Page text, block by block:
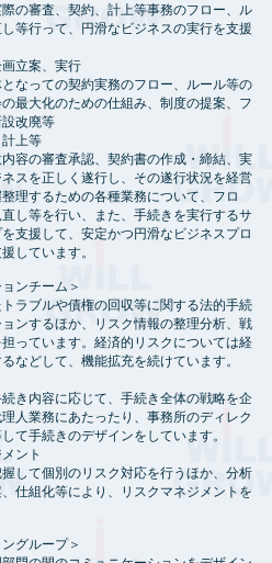
の審査、契約、計上等事務のフロー、ル
等行って、円滑なビジネスの実行を支援
画立案、実行
なっての契約実務のフロー、ルール等の
最大化のための仕組み、制度の提案、フ
改廃等
計上等
容の審査承認、契約書の作成・締結、実
スを正しく遂行し、その遂行状況を経営
理するための各種業務について、フロ
し等を行い、また、手続きを実行するサ
支援して、安定かつ円滑なビジネスプロ
しています。
ンチーム＞
ラブルや債権の回収等に関する法的手続
ンするほか、リスク情報の整理分析、戦
っています。経済的リスクについては経
などして、機能拡充を続けています。
き内容に応じて、手続き全体の戦略を企
人業務にあたったり、事務所のディレク
て手続きのデザインをしています。
ント
して個別のリスク対応を行うほか、分析
仕組化等により、リスクマネジメントを
グループ＞